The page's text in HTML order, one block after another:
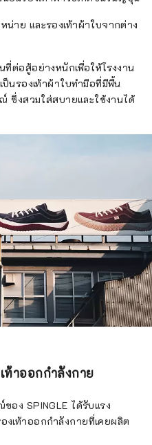
าย และรองเท้าผ้าใบจากต่าง
ต่อสู้อย่างหนักเพื่อให้โรงงาน
ป็นรองเท้าผ้าใบทำมือที่มีพื้น
ซึ่งสวมใส่สบายและใช้งานได้
ท้าออกกำลังกาย
ง SPINGLE ได้รับแรง
เท้าออกกำลังกายที่เคยผลิต